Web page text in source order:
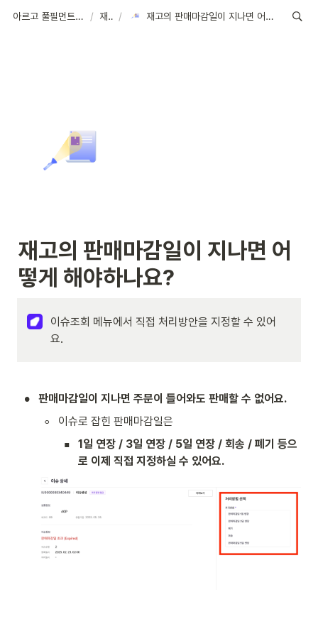
아르고 풀필먼트 가이드 / 재고 / 재고의 판매마감일이 지나면 어떻게 해야하나요?
재고의 판매마감일이 지나면 어
떻게 해야하나요?
이슈조회 메뉴에서 직접 처리방안을 지정할 수 있어
요.
• 판매마감일이 지나면 주문이 들어와도 판매할 수 없어요.
◦ 이슈로 잡힌 판매마감일은
▪
1일 연장 / 3일 연장 / 5일 연장 / 회송 / 폐기 등으
로 이제 직접 지정하실 수 있어요.